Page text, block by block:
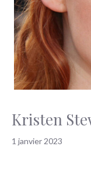
Kristen
1 janvier 2023